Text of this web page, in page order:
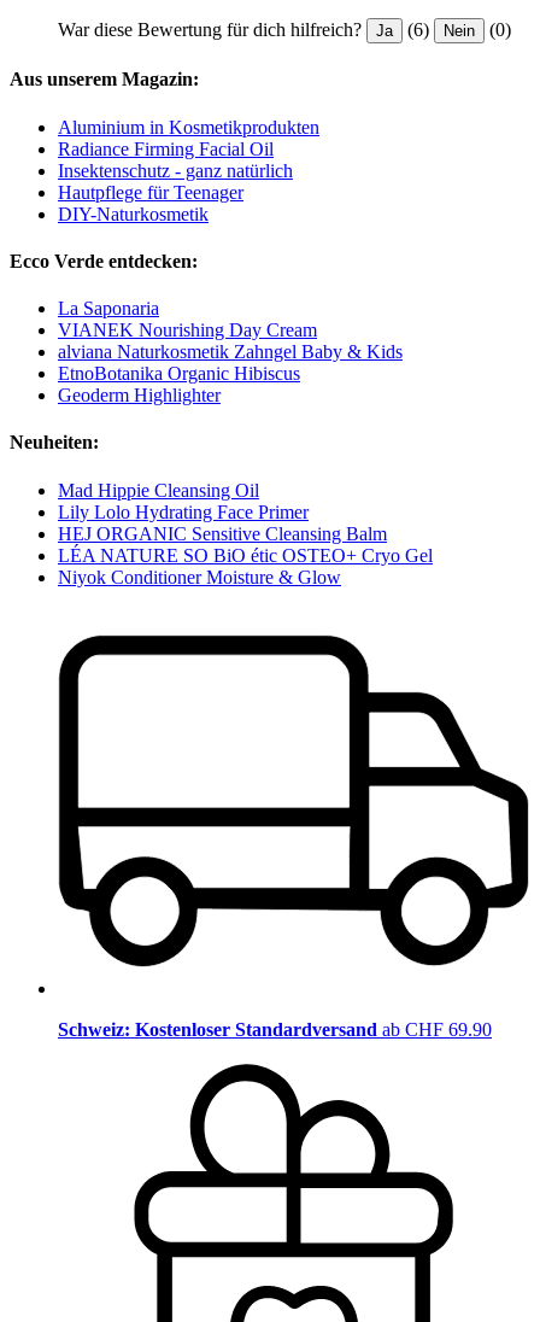
War diese Bewertung für dich hilfreich? Ja (6) Nein (0)
Aus unserem Magazin:
Aluminium in Kosmetikprodukten
Radiance Firming Facial Oil
Insektenschutz - ganz natürlich
Hautpflege für Teenager
DIY-Naturkosmetik
Ecco Verde entdecken:
La Saponaria
VIANEK Nourishing Day Cream
alviana Naturkosmetik Zahngel Baby & Kids
EtnoBotanika Organic Hibiscus
Geoderm Highlighter
Neuheiten:
Mad Hippie Cleansing Oil
Lily Lolo Hydrating Face Primer
HEJ ORGANIC Sensitive Cleansing Balm
LÉA NATURE SO BiO étic OSTEO+ Cryo Gel
Niyok Conditioner Moisture & Glow
Schweiz: Kostenloser Standardversand ab CHF 69.90